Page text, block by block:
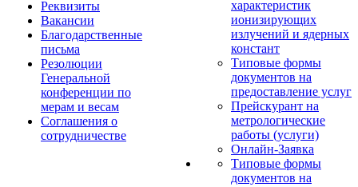
Реквизиты
Вакансии
Благодарственные
письма
Резолюции
Генеральной
конференции по
мерам и весам
Соглашения о
сотрудничестве
характеристик
ионизирующих
излучений и ядерных
констант
Типовые формы
документов на
предоставление услуг
Прейскурант на
метрологические
работы (услуги)
Онлайн-Заявка
Типовые формы
документов на